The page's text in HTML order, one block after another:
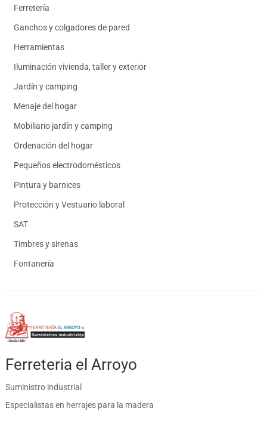
Ferretería
Ganchos y colgadores de pared
Herramientas
Iluminación vivienda, taller y exterior
Jardín y camping
Menaje del hogar
Mobiliario jardín y camping
Ordenación del hogar
Pequeños electrodomésticos
Pintura y barnices
Protección y Vestuario laboral
SAT
Timbres y sirenas
Fontanería
Ferreteria el Arroyo
Suministro industrial
Especialistas en herrajes para la madera